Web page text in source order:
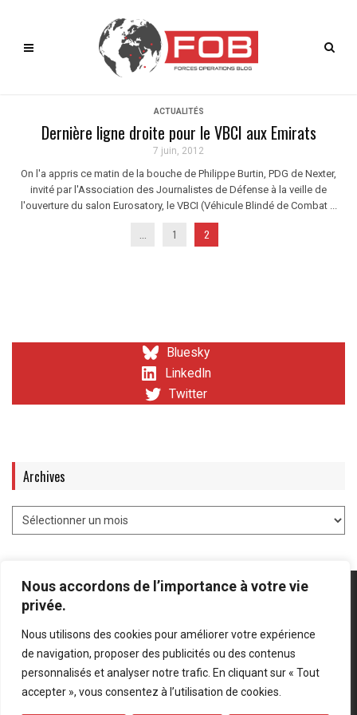
Nous accordons de l’importance à votre vie
privée.
Nous utilisons des cookies pour améliorer votre expérience
de navigation, proposer des publicités ou des contenus
personnalisés et analyser notre trafic. En cliquant sur « Tout
accepter », vous consentez à l’utilisation de cookies.
ACTUALITÉS
Dernière ligne droite pour le VBCI aux Emirats
7 juin, 2012
On l'a appris ce matin de la bouche de Philippe Burtin, PDG de Nexter,
invité par l'Association des Journalistes de Défense à la veille de
l'ouverture du salon Eurosatory, le VBCI (Véhicule Blindé de Combat ...
1 2
Bluesky
LinkedIn
Twitter
Archives
Mentions légales Politique de confidentialité
Bluesky
LinkedIn
Twitter